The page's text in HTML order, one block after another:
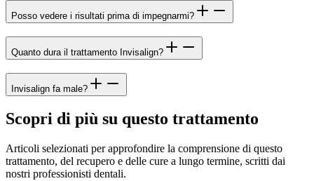
Posso vedere i risultati prima di impegnarmi?
Quanto dura il trattamento Invisalign?
Invisalign fa male?
Scopri di più su questo trattamento
Articoli selezionati per approfondire la comprensione di questo
trattamento, del recupero e delle cure a lungo termine, scritti dai
nostri professionisti dentali.